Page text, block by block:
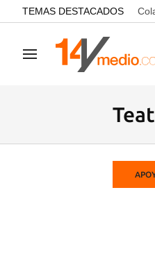
common.go-to-content
TEMAS DESTACADOS
Navegación